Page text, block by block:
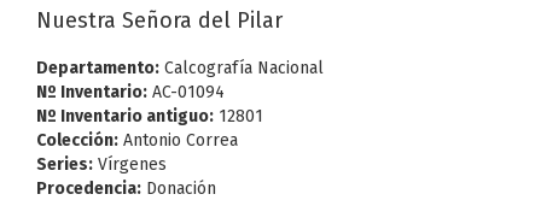
Nuestra Señora del Pilar
Departamento: Calcografía Nacional
Nº Inventario: AC-01094
Nº Inventario antiguo: 12801
Colección: Antonio Correa
Series: Vírgenes
Procedencia: Donación